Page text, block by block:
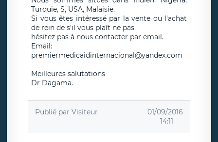
Turquie, S, USA, Malaisie.
Si vous êtes intéressé par la vente ou l'achat
de rein de s'il vous plaît ne pas
hésitez pas à nous contacter par email.
Email:
premiermedicaidinternacional@yandex.com
Meilleures salutations
Dr Dagama.
Publié par Visiteur
01/09/2016
14:11